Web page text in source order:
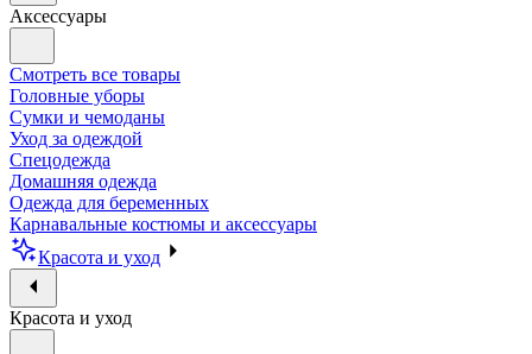
Аксессуары
Смотреть все товары
Головные уборы
Сумки и чемоданы
Уход за одеждой
Спецодежда
Домашняя одежда
Одежда для беременных
Карнавальные костюмы и аксессуары
Красота и уход
Красота и уход